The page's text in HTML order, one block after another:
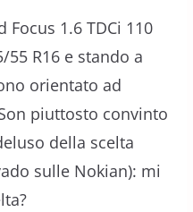
Focus 1.6 TDCi 110
55 R16 e stando a
orientato ad
piuttosto convinto
della scelta
sulle Nokian): mi